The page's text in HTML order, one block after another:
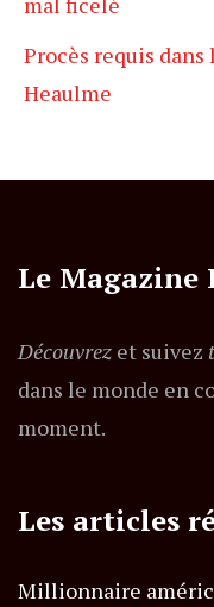
Procès requis
Heaulme
Le Magazine
Découvrez et suivez
dans le monde en
moment.
Les articles
Millionnaire